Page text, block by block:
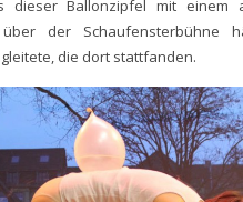
dieser Ballonzipfel mit einem
der Schaufensterbühne
die dort stattfanden.